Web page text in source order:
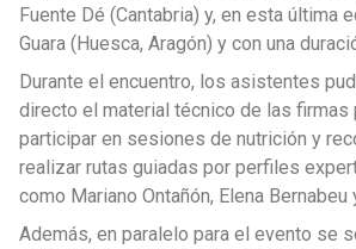
Fuente Dé (Cantabria) y, en esta última
Guara (Huesca, Aragón) y con una
Durante el encuentro, los asistentes
directo el material técnico de las firmas
participar en sesiones de nutrición y
realizar rutas guiadas por perfiles
como Mariano Ontañón, Elena Bernabeu
Además, en paralelo para el evento se